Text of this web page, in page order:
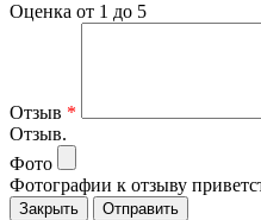
Оценка от 1 до 5
Отзыв *
Отзыв.
Фото
Фотографии к отзыву
Закрыть Отправить